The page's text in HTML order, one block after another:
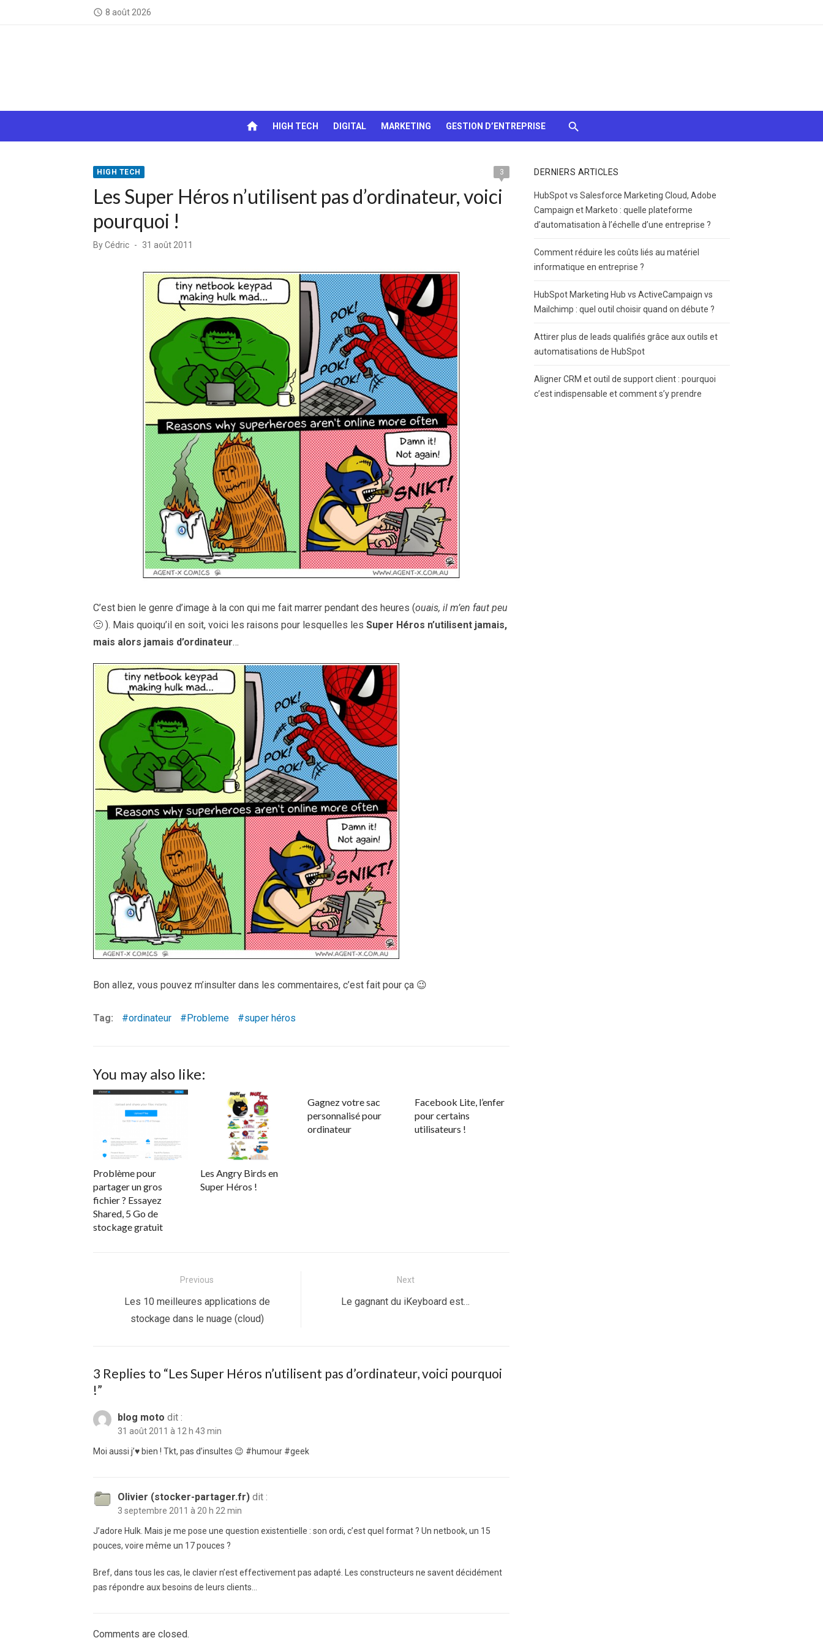
access_time 8 août 2026
chocolats…
tomber !
home HIGH TECH DIGITAL MARKETING GESTION D’ENTREPRISE
HIGH TECH 3
Les Super Héros n’utilisent pas d’ordinateur, voici
pourquoi !
ByCédric
Posted
31 août 2011
C’est bien le genre d’image à la con qui me fait marrer pendant des heures (ouais, il m’en faut peu
🙂 ). Mais quoiqu’il en soit, voici les raisons pour lesquelles les Super Héros n’utilisent jamais,
mais alors jamais d’ordinateur…
Bon allez, vous pouvez m’insulter dans les commentaires, c’est fait pour ça 😉
Tag: ordinateur Probleme super héros
You may also like:
Problème pour
partager un gros
fichier ? Essayez
Shared, 5 Go de
stockage gratuit
Les Angry Birds en
Super Héros !
Gagnez votre sac
personnalisé pour
ordinateur
Facebook Lite, l’enfer
pour certains
utilisateurs !
l’article
Previous
Previous
post:
Les 10 meilleures applications de
stockage dans le nuage (cloud)
Next
Next
Le gagnant du iKeyboard est…
3 Replies to “Les Super Héros n’utilisent pas d’ordinateur, voici pourquoi
!”
blog moto dit :
31 août 2011 à 12 h 43 min
Moi aussi j’♥ bien ! Tkt, pas d’insultes 😉 #humour #geek
Olivier (stocker-partager.fr) dit :
3 septembre 2011 à 20 h 22 min
J’adore Hulk. Mais je me pose une question existentielle : son ordi, c’est quel format ? Un netbook, un 15
pouces, voire même un 17 pouces ?
Bref, dans tous les cas, le clavier n’est effectivement pas adapté. Les constructeurs ne savent décidément
pas répondre aux besoins de leurs clients…
Comments are closed.
DERNIERS ARTICLES
HubSpot vs Salesforce Marketing Cloud, Adobe
Campaign et Marketo : quelle plateforme
d’automatisation à l’échelle d’une entreprise ?
Comment réduire les coûts liés au matériel
informatique en entreprise ?
HubSpot Marketing Hub vs ActiveCampaign vs
Mailchimp : quel outil choisir quand on débute ?
Attirer plus de leads qualifiés grâce aux outils et
automatisations de HubSpot
Aligner CRM et outil de support client : pourquoi
c’est indispensable et comment s’y prendre